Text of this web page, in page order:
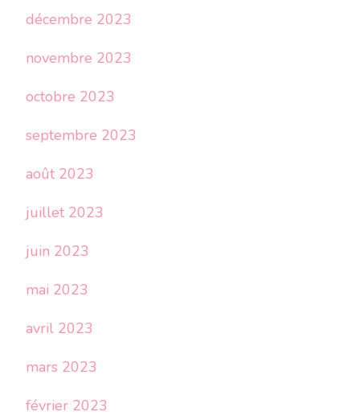
décembre 2023
novembre 2023
octobre 2023
septembre 2023
août 2023
juillet 2023
juin 2023
mai 2023
avril 2023
mars 2023
février 2023